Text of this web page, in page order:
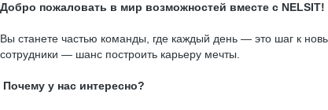
Добро пожаловать в мир возможностей вместе с NELSIT!
Вы станете частью команды, где каждый день — это шаг к
сотрудники — шанс построить карьеру мечты.
Почему у нас интересно?